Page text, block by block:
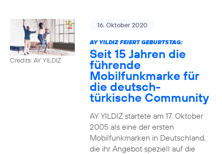
Credits: AY YILDIZ
16. Oktober 2020
AY YILDIZ FEIERT GEBURTSTAG:
Seit 15 Jahren die
führende
Mobilfunkmarke für
die deutsch-
türkische Community
AY YILDIZ startete am 17. Oktober
2005 als eine der ersten
Mobilfunkmarken in Deutschland,
die ihr Angebot speziell auf die